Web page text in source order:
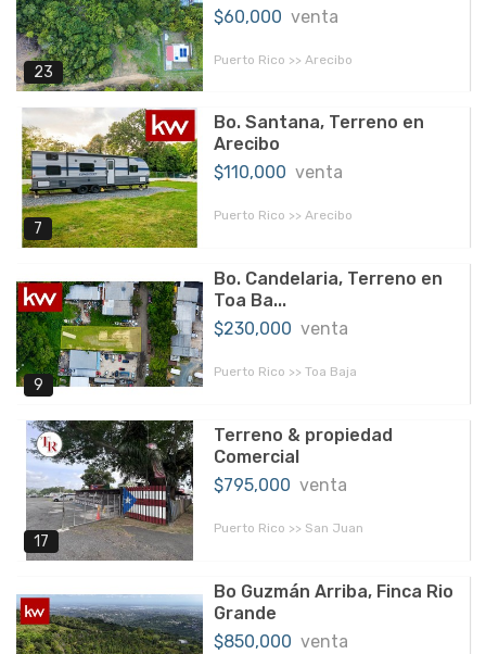
23
$60,000 venta
Puerto Rico >> Arecibo
7
Bo. Santana, Terreno en
Arecibo
$110,000 venta
Puerto Rico >> Arecibo
9
Bo. Candelaria, Terreno en
Toa Ba...
$230,000 venta
Puerto Rico >> Toa Baja
17
Terreno & propiedad
Comercial
$795,000 venta
Puerto Rico >> San Juan
Bo Guzmán Arriba, Finca Rio
Grande
$850,000 venta